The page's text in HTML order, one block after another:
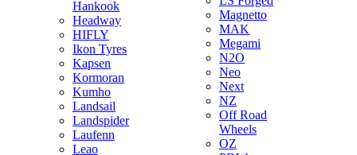
Hankook
Headway
HIFLY
Ikon Tyres
Kapsen
Kormoran
Kumho
Landsail
Landspider
Laufenn
Leao
Magnetto
MAK
Megami
N2O
Neo
Next
NZ
Off Road
Wheels
OZ